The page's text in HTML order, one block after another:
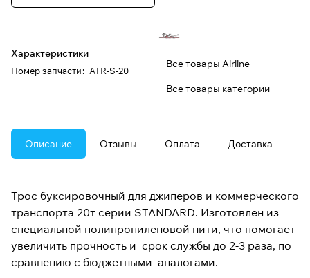
Характеристики
Номер запчасти: ATR-S-20
Все товары Airline
Все товары категории
Описание Отзывы Оплата Доставка
Трос буксировочный для джиперов и коммерческого
транспорта 20т серии STANDARD. Изготовлен из
специальной полипропиленовой нити, что помогает
увеличить прочность и срок службы до 2-3 раза, по
сравнению с бюджетными аналогами.